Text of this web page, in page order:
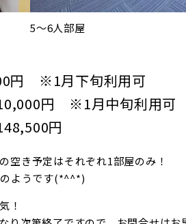
5～6人部屋
円 ※1月下旬利用可
円 ※1月中旬利用可
円
空き予定はそれぞれ1部屋のみ！
ようです(*^^*)
！